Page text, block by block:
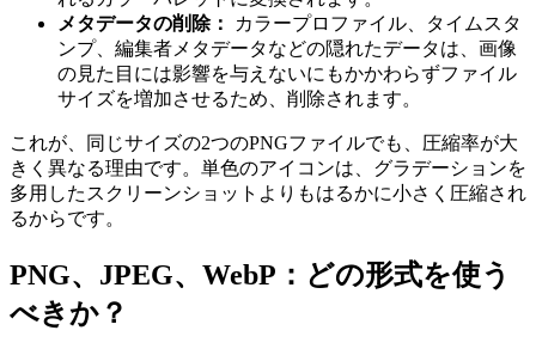
メタデータの削除：
カラープロファイル、タイムスタ
ンプ、編集者メタデータなどの隠れたデータは、画像
の見た目には影響を与えないにもかかわらずファイル
サイズを増加させるため、削除されます。
これが、同じサイズの2つのPNGファイルでも、圧縮率が大
きく異なる理由です。単色のアイコンは、グラデーションを
多用したスクリーンショットよりもはるかに小さく圧縮され
るからです。
PNG、JPEG、WebP：どの形式を使う
べきか？